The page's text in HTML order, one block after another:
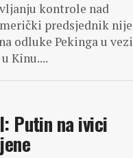
kontrole nad
predsjednik nije
odluke Pekinga u vezi
Kinu....
Putin na ivici